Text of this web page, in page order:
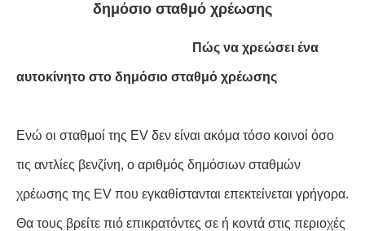
δημόσιο σταθμό χρέωσης
Πώς να χρεώσει ένα
αυτοκίνητο στο δημόσιο σταθμό χρέωσης
Ενώ οι σταθμοί της EV δεν είναι ακόμα τόσο κοινοί όσο
τις αντλίες βενζίνη, ο αριθμός δημόσιων σταθμών
χρέωσης της EV που εγκαθίστανται επεκτείνεται γρήγορα.
Θα τους βρείτε πιό επικρατόντες σε ή κοντά στις περιοχές